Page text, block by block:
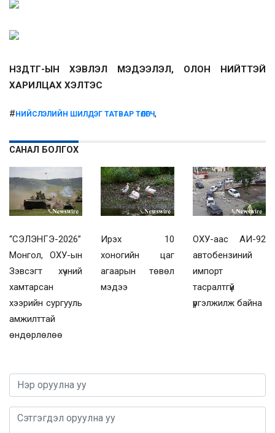
НЗДТГ-ЫН ХЭВЛЭЛ МЭДЭЭЛЭЛ, ОЛОН НИЙТТЭЙ
ХАРИЛЦАХ ХЭЛТЭС
# НИЙСЛЭЛИЙН ШИЛДЭГ ТАТВАР ТӨЛӨГЧ,
САНАЛ БОЛГОХ
“СЭЛЭНГЭ-2026”
Монгол, ОХУ-ын
Зэвсэгт хүчний
хамтарсан
хээрийн сургууль
амжилттай
өндөрлөлөө
Ирэх 10
хоногийн цаг
агаарын төвөл
мэдээ
ОХУ-аас АИ-92
автобензиний
импорт
тасралтгүй
үргэлжилж байна